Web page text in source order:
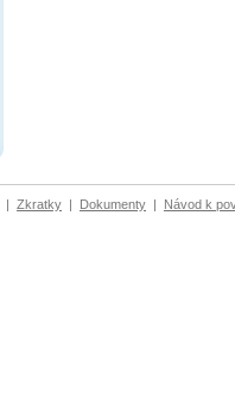
| Zkratky | Dokumenty | Návod k